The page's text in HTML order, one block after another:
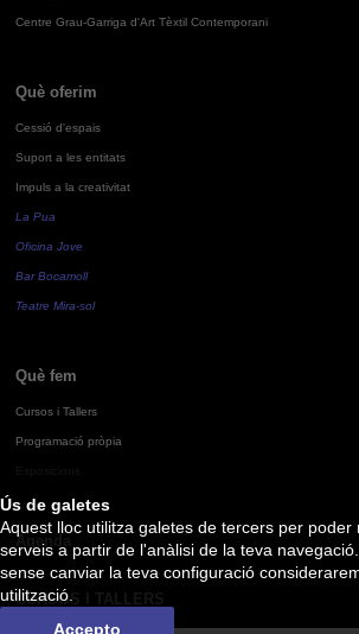
Ús de galetes
Aquest lloc utilitza galetes de tercers per poder
serveis a partir de l'anàlisi de la teva
sense canviar la teva configuració
utilització.
Accepto
Centre Grau-Garriga d'Art Tèxtil Contemporani
Què oferim
Cessió d'espais
Suport a les entitats
Impuls a la creativitat
La Pua
Oficina Jove
Bar Bocamoll
Teatre Mira-sol
Què fem
Cursos i Tallers
Programació pròpia
Agenda
CURSOS I TALLERS